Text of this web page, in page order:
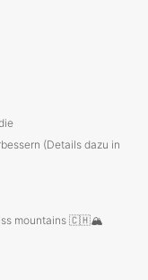
(Details dazu in
mountains 🇨🇭🏔